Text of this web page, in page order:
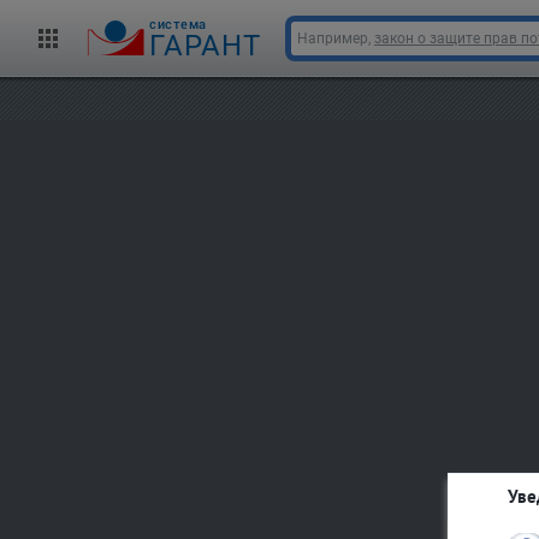
cистема
ГАРАНТ Например, закон о защите прав